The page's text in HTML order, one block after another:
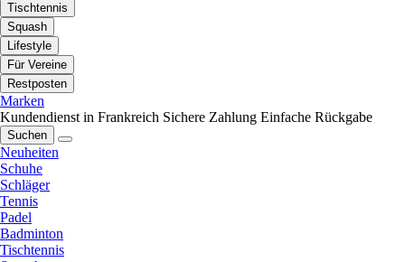
Tischtennis
Squash
Lifestyle
Für Vereine
Restposten
Marken
Kundendienst in Frankreich Sichere Zahlung Einfache Rückgabe
Suchen
Neuheiten
Schuhe
Schläger
Tennis
Padel
Badminton
Tischtennis